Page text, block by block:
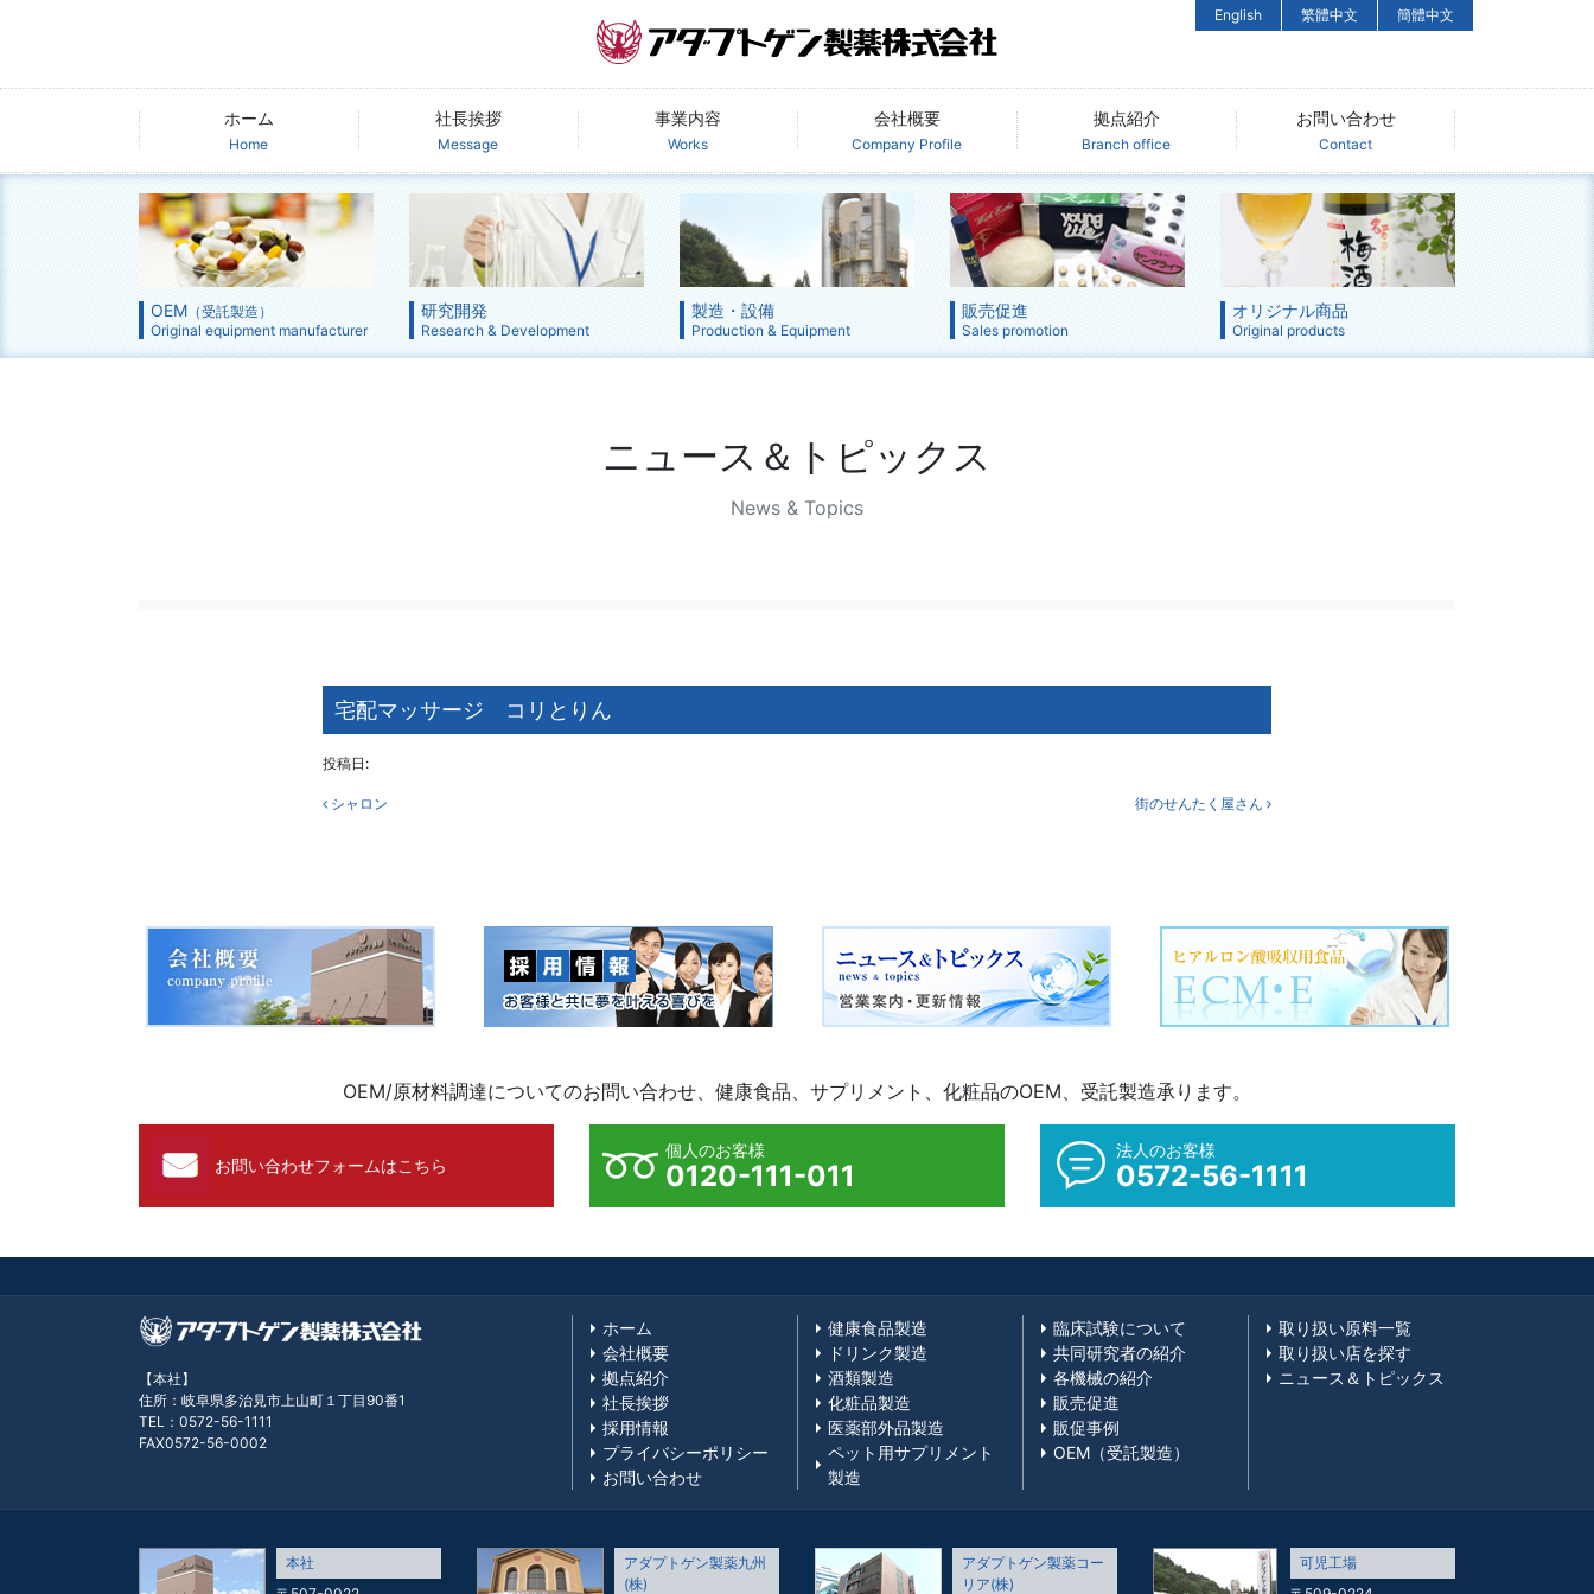
English 繁體中文 簡體中文
ホーム
Home
社長挨拶
Message
事業内容
Works
会社概要
Company Profile
拠点紹介
Branch office
お問い合わせ
Contact
OEM（受託製造）
Original equipment manufacturer
研究開発
Research & Development
製造・設備
Production & Equipment
販売促進
Sales promotion
オリジナル商品
Original products
ニュース＆トピックス
News & Topics
宅配マッサージ コリとりん
投稿日:
投稿ナビゲーション
シャロン 街のせんたく屋さん
OEM/原材料調達についてのお問い合わせ、健康食品、サプリメント、化粧品のOEM、受託製造承ります。
お問い合わせフォームはこちら
個人のお客様
0120-111-011
法人のお客様
0572-56-1111
【本社】
住所：岐阜県多治見市上山町１丁目90番1
TEL：0572-56-1111
FAX0572-56-0002
ホーム
会社概要
拠点紹介
社長挨拶
採用情報
プライバシーポリシー
お問い合わせ
健康食品製造
ドリンク製造
酒類製造
化粧品製造
医薬部外品製造
ペット用サプリメント
製造
臨床試験について
共同研究者の紹介
各機械の紹介
販売促進
販促事例
OEM（受託製造）
取り扱い原料一覧
取り扱い店を探す
ニュース＆トピックス
本社
アダプトゲン製薬九州
(株)
アダプトゲン製薬コー
リア(株)
可児工場